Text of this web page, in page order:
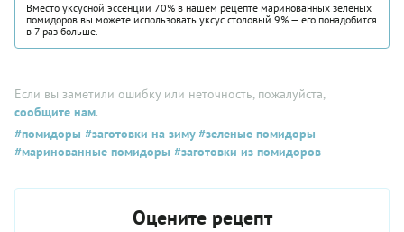
Вместо уксусной эссенции 70% в нашем рецепте маринованных зеленых
помидоров вы можете использовать уксус столовый 9% — его понадобится
в 7 раз больше.
Если вы заметили ошибку или неточность, пожалуйста,
сообщите нам.
#помидоры #заготовки на зиму#зеленые помидоры
#маринованные помидоры #заготовки из помидоров
Оцените рецепт